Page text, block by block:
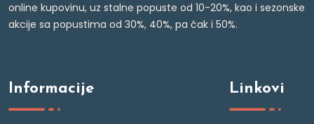
online kupovinu, uz stalne popuste od 10-20%, kao i sezonske
akcije sa popustima od 30%, 40%, pa čak i 50%.
Informacije Linkovi